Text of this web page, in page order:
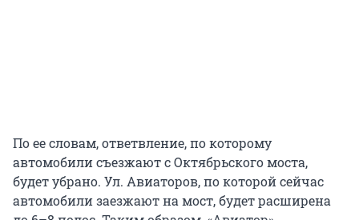
По ее словам, ответвление, по которому
автомобили съезжают с Октябрьского моста,
будет убрано. Ул. Авиаторов, по которой сейчас
автомобили заезжают на мост, будет расширена